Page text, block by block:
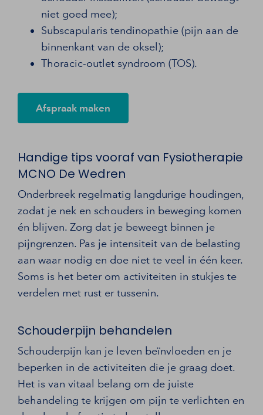
niet goed mee);
Subscapularis tendinopathie (pijn aan de
binnenkant van de oksel);
Thoracic-outlet syndroom (TOS).
Afspraak maken
Handige tips vooraf van Fysiotherapie
MCNO De Wedren
Onderbreek regelmatig langdurige houdingen,
zodat je nek en schouders in beweging komen
én blijven. Zorg dat je beweegt binnen je
pijngrenzen. Pas je intensiteit van de belasting
aan waar nodig en doe niet te veel in één keer.
Soms is het beter om activiteiten in stukjes te
verdelen met rust er tussenin.
Schouderpijn behandelen
Schouderpijn kan je leven beïnvloeden en je
beperken in de activiteiten die je graag doet.
Het is van vitaal belang om de juiste
behandeling te krijgen om pijn te verlichten en